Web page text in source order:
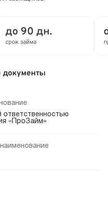
до 90 дн.
срок займа
документы
ответственностью
«ПроЗайм»